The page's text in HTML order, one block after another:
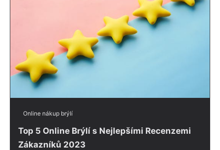
Online nákup brýlí
Top 5 Online Brýlí s Nejlepšími Recenzemi
Zákazníků 2023